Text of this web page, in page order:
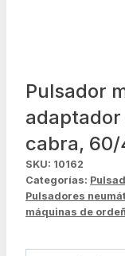
Pulsador
cabra, 60/
SKU: 10162
Categorías:
Pulsadores
máquinas de